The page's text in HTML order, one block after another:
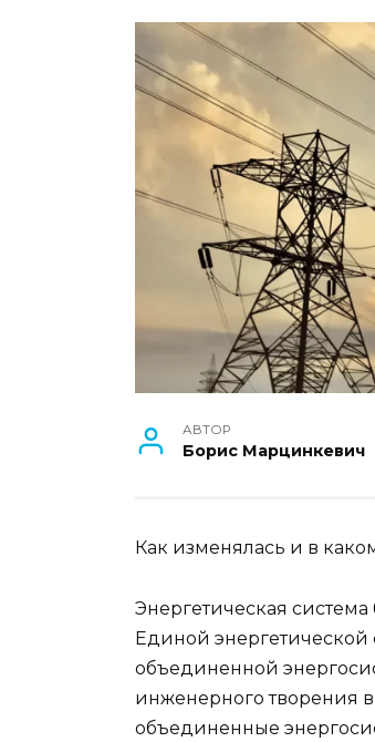
АВТОР
Борис Марцинкевич
Как изменялась и в
Энергетическая
Единой
объединенной
инженерного творения
объединенные